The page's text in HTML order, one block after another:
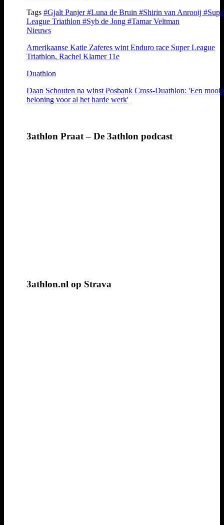
Tags #Gjalt Panjer#Luna de Bruin #Shirin van Anrooij
League Triathlon #Syb de Jong #Tamar Veltman
Nieuws
Amerikaanse Katie Zaferes wint Enduro race Super League
Triathlon, Rachel Klamer 11e
Duathlon
Daan Schouten na winst Posbank Cross-Duathlon: 'Een mooie
beloning voor al het harde werk'
3athlon Praat – De 3athlon podcast
3athlon.nl op Strava